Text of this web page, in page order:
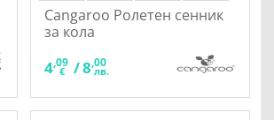
Cangaroo Ролетен сенник
за кола
4,09
€ /8,00
лв.